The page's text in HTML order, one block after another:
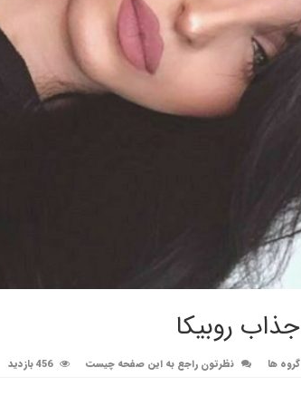
روبیکا
گروه ها نظرتون راجع به این صفحه چیست 456 بازدید